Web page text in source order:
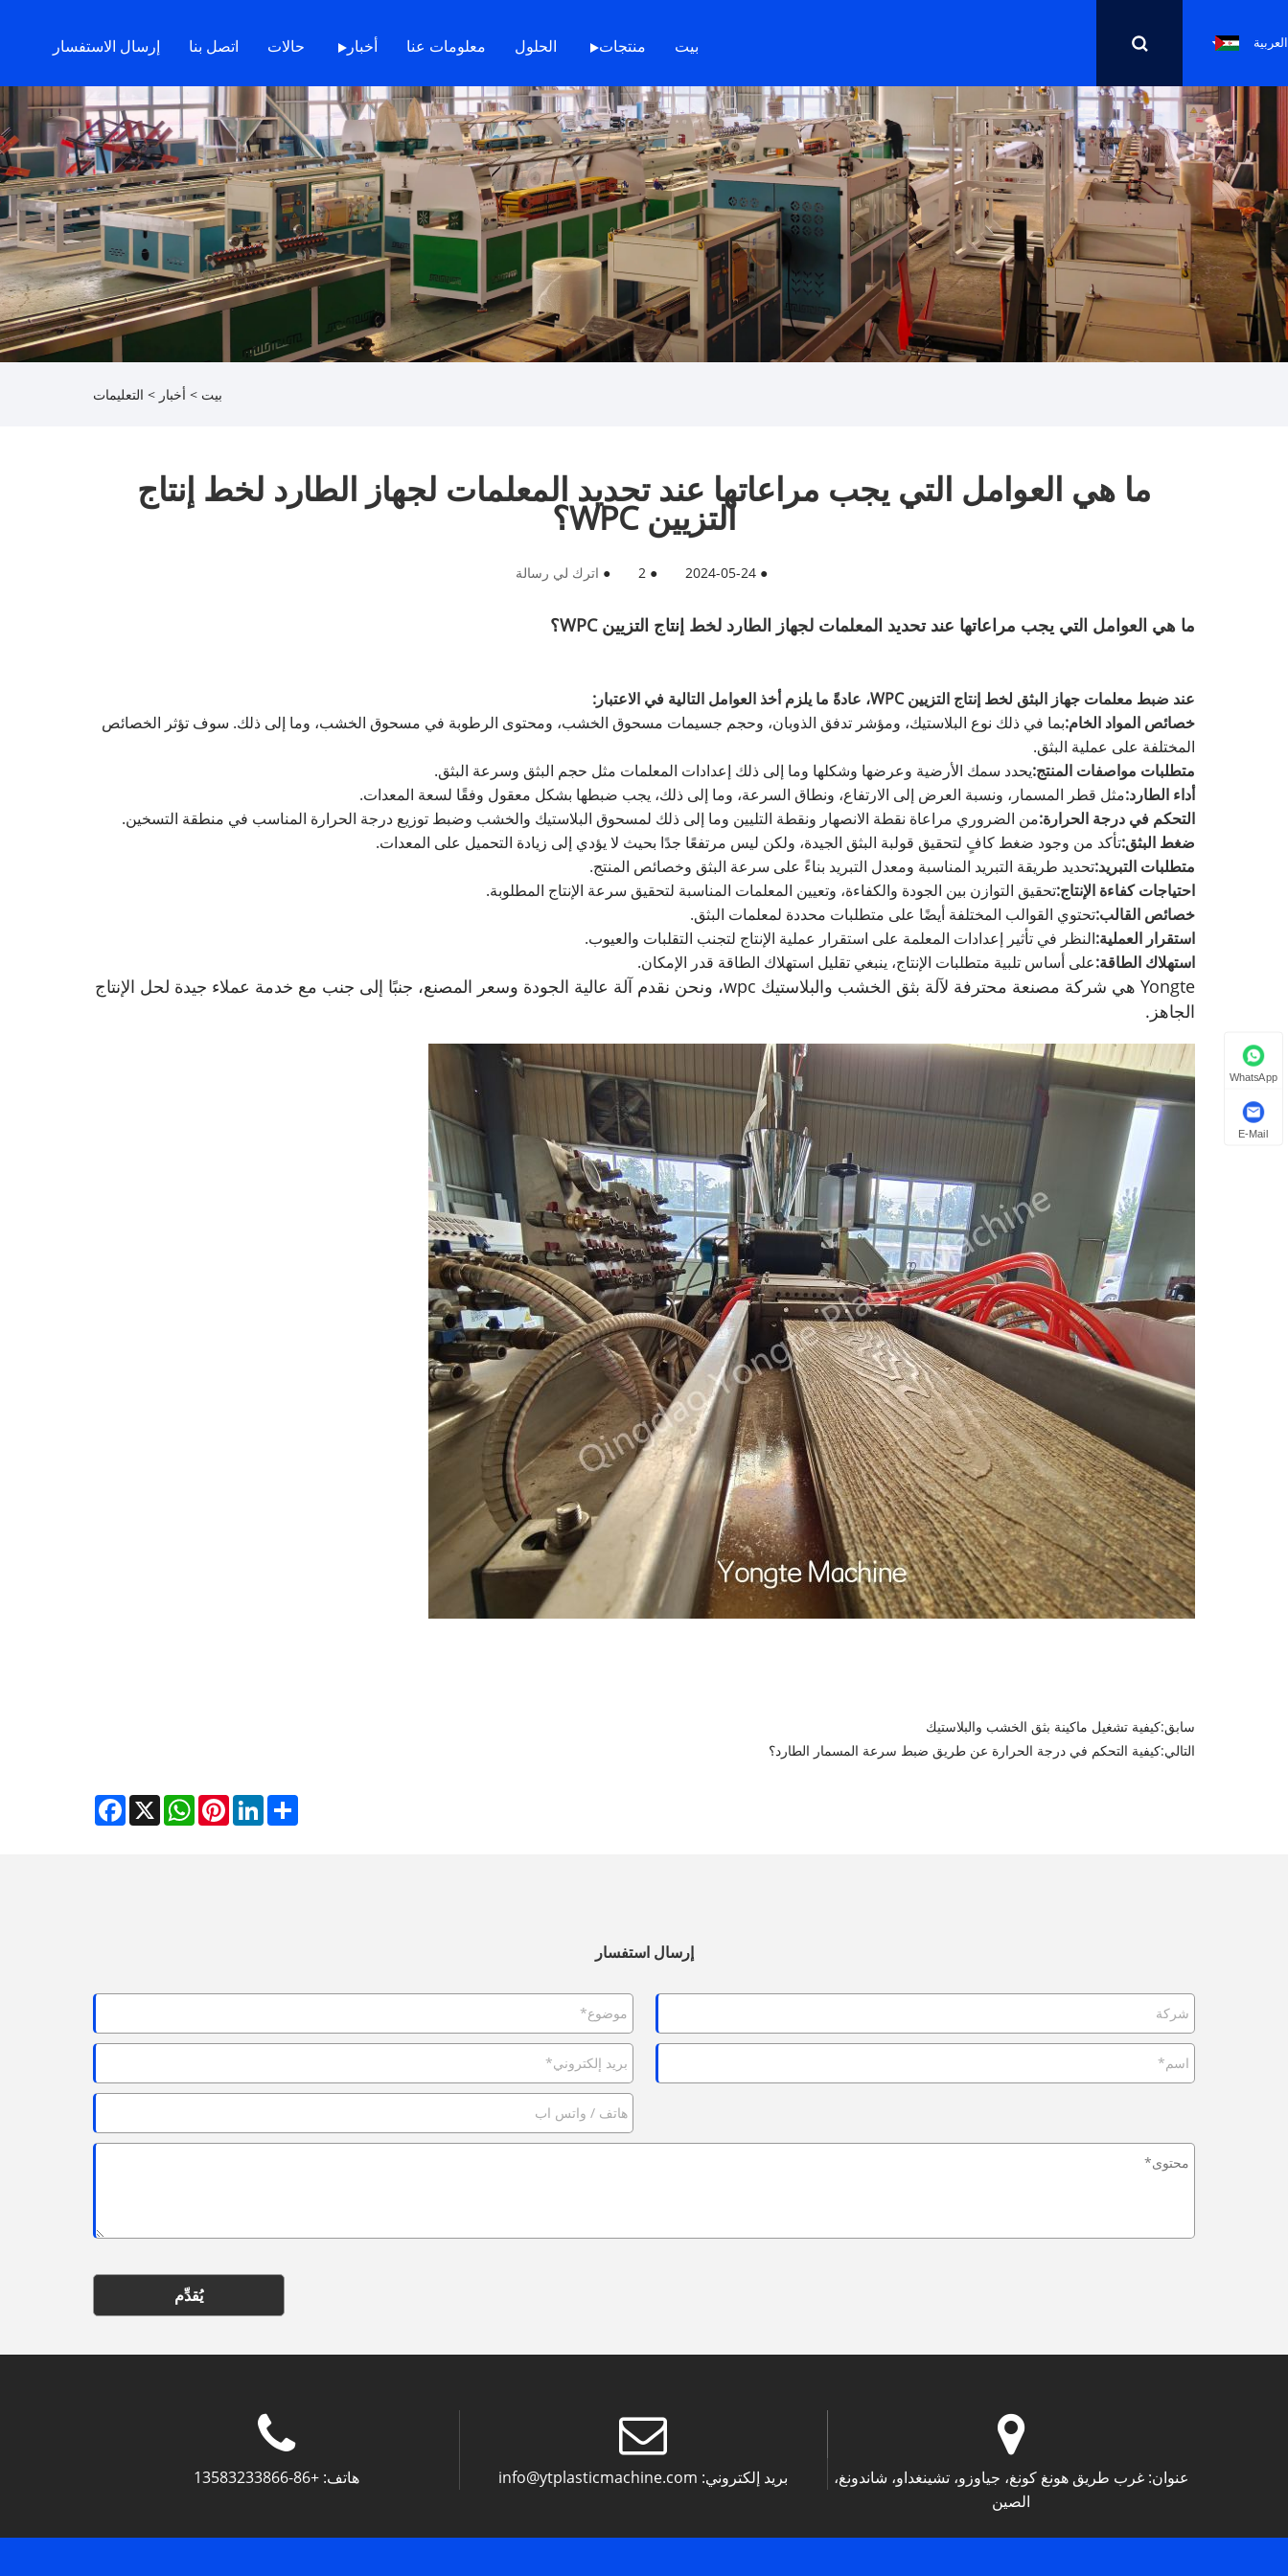
بيت منتجات الحلول معلومات عنا أخبار حالات اتصل بنا إرسال الاستفسار العربية
بيت > أخبار > التعليمات
ما هي العوامل التي يجب مراعاتها عند تحديد المعلمات لجهاز الطارد لخط إنتاج
التزيين WPC؟
●
2024-05-24
●
2
● اترك لي رسالة
ما هي العوامل التي يجب مراعاتها عند تحديد المعلمات لجهاز الطارد لخط إنتاج التزيين WPC؟
عند ضبط معلمات جهاز البثق لخط إنتاج التزيين WPC، عادةً ما يلزم أخذ العوامل التالية في الاعتبار:
خصائص المواد الخام:بما في ذلك نوع البلاستيك، ومؤشر تدفق الذوبان، وحجم جسيمات مسحوق الخشب، ومحتوى الرطوبة في مسحوق الخشب، وما إلى ذلك. سوف تؤثر الخصائص
المختلفة على عملية البثق.
متطلبات مواصفات المنتج:يحدد سمك الأرضية وعرضها وشكلها وما إلى ذلك إعدادات المعلمات مثل حجم البثق وسرعة البثق.
أداء الطارد:مثل قطر المسمار، ونسبة العرض إلى الارتفاع، ونطاق السرعة، وما إلى ذلك، يجب ضبطها بشكل معقول وفقًا لسعة المعدات.
التحكم في درجة الحرارة:من الضروري مراعاة نقطة الانصهار ونقطة التليين وما إلى ذلك لمسحوق البلاستيك والخشب وضبط توزيع درجة الحرارة المناسب في منطقة التسخين.
ضغط البثق:تأكد من وجود ضغط كافٍ لتحقيق قولبة البثق الجيدة، ولكن ليس مرتفعًا جدًا بحيث لا يؤدي إلى زيادة التحميل على المعدات.
متطلبات التبريد:تحديد طريقة التبريد المناسبة ومعدل التبريد بناءً على سرعة البثق وخصائص المنتج.
احتياجات كفاءة الإنتاج:تحقيق التوازن بين الجودة والكفاءة، وتعيين المعلمات المناسبة لتحقيق سرعة الإنتاج المطلوبة.
خصائص القالب:تحتوي القوالب المختلفة أيضًا على متطلبات محددة لمعلمات البثق.
استقرار العملية:النظر في تأثير إعدادات المعلمة على استقرار عملية الإنتاج لتجنب التقلبات والعيوب.
استهلاك الطاقة:على أساس تلبية متطلبات الإنتاج، ينبغي تقليل استهلاك الطاقة قدر الإمكان.
Yongte هي شركة مصنعة محترفة لآلة بثق الخشب والبلاستيك wpc، ونحن نقدم آلة عالية الجودة وسعر المصنع، جنبًا إلى جنب مع خدمة عملاء جيدة لحل الإنتاج
الجاهز.
سابق:كيفية تشغيل ماكينة بثق الخشب والبلاستيك
التالي:كيفية التحكم في درجة الحرارة عن طريق ضبط سرعة المسمار الطارد؟
Facebook X
WhatsAppPinterestLinkedInShare
إرسال استفسار
يُقدِّم
هاتف: +86-13583233866 بريد إلكتروني: info@ytplasticmachine.com عنوان: غرب طريق هونغ كونغ، جياوزو، تشينغداو، شاندونغ،
الصين
WhatsApp
E-Mail